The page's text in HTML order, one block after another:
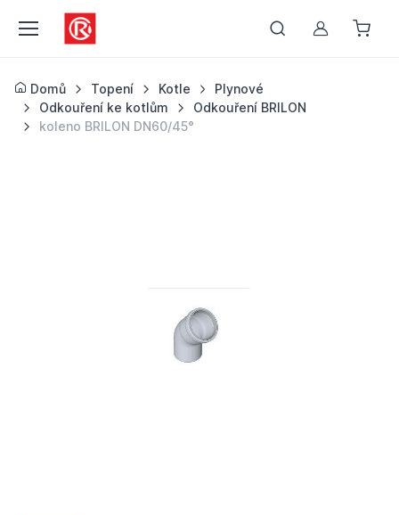
Můj účet
Domů Topení Kotle
Plynové
Odkouření ke kotlům
Odkouření BRILON
koleno BRILON DN60/45°